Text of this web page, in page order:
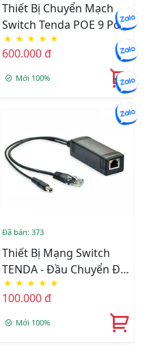
Thiết Bị Chuyển Mạch
Switch Tenda POE 9 Port
TEF1109P(9-Port
100Mbps Với 8 Port PoE)
★ ★ ★ ★ ★
600.000 đ
Mới 100%
Đã bán: 373
Thiết Bị Mạng Switch
TENDA - Đầu Chuyển Đổi
Cho Cổng PoE (PoE
Splittter)
★ ★ ★ ★ ★
100.000 đ
Mới 100%